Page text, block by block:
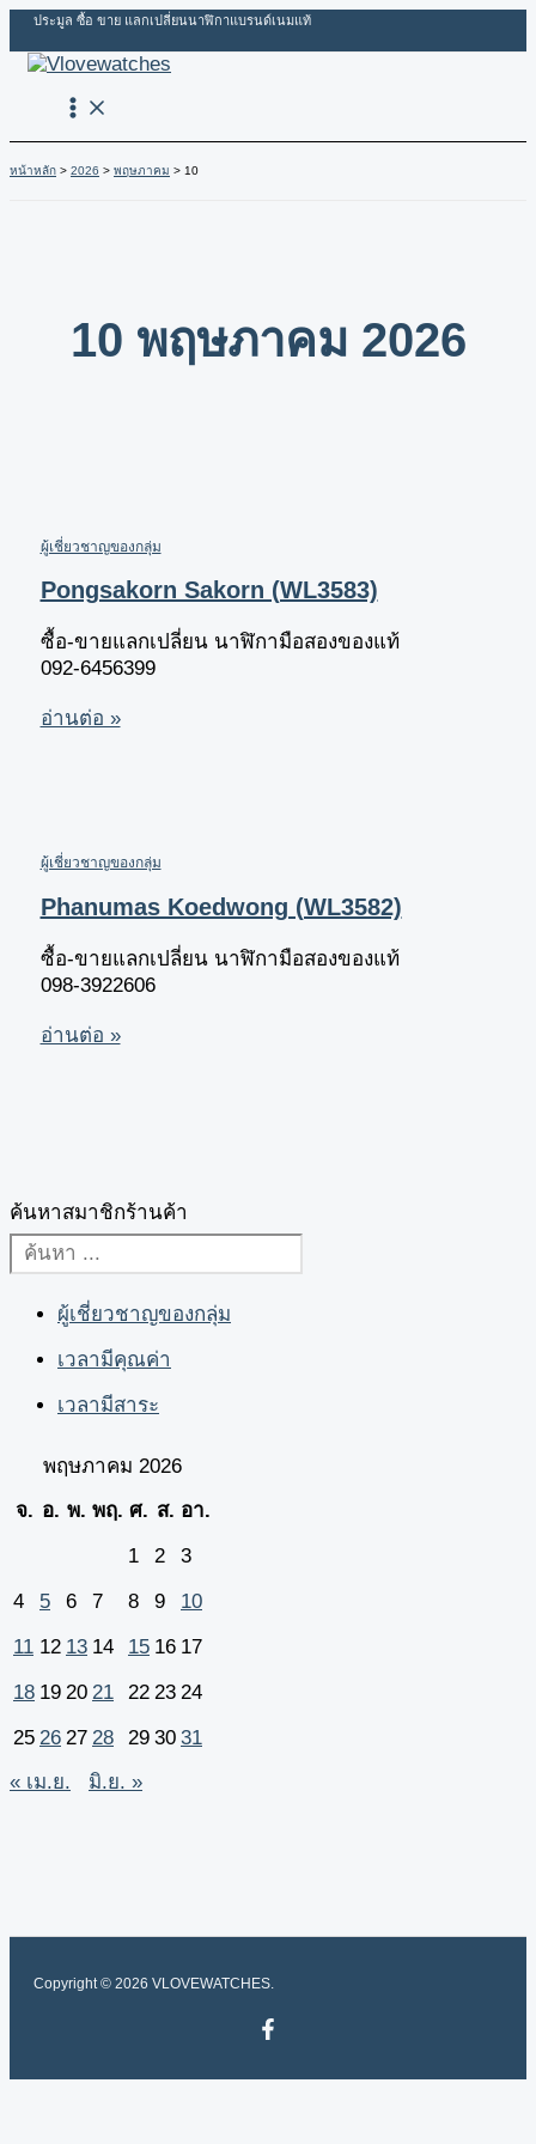
Skip
content
ประมูล ซื้อ ขาย แลกเปลี่ยนนาฬิกาแบรนด์เนมแท้
หน้าหลัก 2026 พฤษภาคม 10
ค้นหาสมาชิกร้านค้า
ผู้เชี่ยวชาญของกลุ่ม
เวลามีคุณค่า
เวลามีสาระ
พฤษภาคม 2026
จ. อ. พ. พฤ. ศ. ส. อา.
1
2
3
4
5 6 7 8 9
10
11 12 13 14 15 16 17
18 19 20 21 22 23 24
25 26 27 28 29 30 31
« เม.ย.
มิ.ย. »
10 พฤษภาคม 2026
ผู้เชี่ยวชาญของกลุ่ม
Pongsakorn Sakorn (WL3583)
ซื้อ-ขายแลกเปลี่ยน นาฬิกามือสองของแท้
092-6456399
Pongsakorn
Sakorn
(WL3583)
อ่านต่อ »
ผู้เชี่ยวชาญของกลุ่ม
Phanumas Koedwong (WL3582)
ซื้อ-ขายแลกเปลี่ยน นาฬิกามือสองของแท้
098-3922606
Phanumas
Koedwong
(WL3582)
อ่านต่อ »
Copyright © 2026 VLOVEWATCHES.